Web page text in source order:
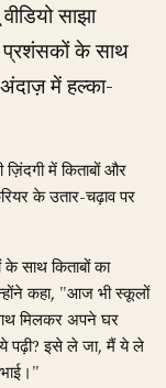
साझा
प्रशंसकों के साथ
में हल्का-
ज़िंदगी में किताबों और
के उतार-चढ़ाव पर
के साथ किताबों का
कहा, "आज भी स्कूलों
मिलकर अपने घर
पढ़ी? इसे ले जा, मैं ये ले